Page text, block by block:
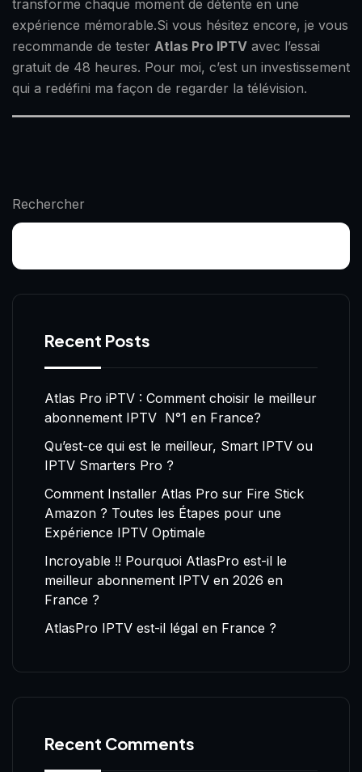
transforme chaque moment de détente en une
expérience mémorable.Si vous hésitez encore, je vous
recommande de tester Atlas Pro IPTV avec l’essai
gratuit de 48 heures. Pour moi, c’est un investissement
qui a redéfini ma façon de regarder la télévision.
Rechercher
Recent Posts
Atlas Pro iPTV : Comment choisir le meilleur
abonnement IPTV N°1 en France?
Qu’est-ce qui est le meilleur, Smart IPTV ou
IPTV Smarters Pro ?
Comment Installer Atlas Pro sur Fire Stick
Amazon ? Toutes les Étapes pour une
Expérience IPTV Optimale
Incroyable !! Pourquoi AtlasPro est-il le
meilleur abonnement IPTV en 2026 en
France ?
AtlasPro IPTV est-il légal en France ?
Recent Comments